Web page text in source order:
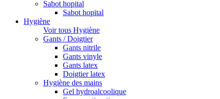
Sabot hopital
Sabot hopital
Hygiène
Voir tous Hygiène
Gants / Doigtier
Gants nitrile
Gants vinyle
Gants latex
Doigtier latex
Hygiène des mains
Gel hydroalcoolique